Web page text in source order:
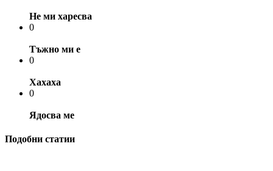
Не ми харесва
0
Тъжно ми е
0
Хахаха
0
Ядосва ме
Подобни статии